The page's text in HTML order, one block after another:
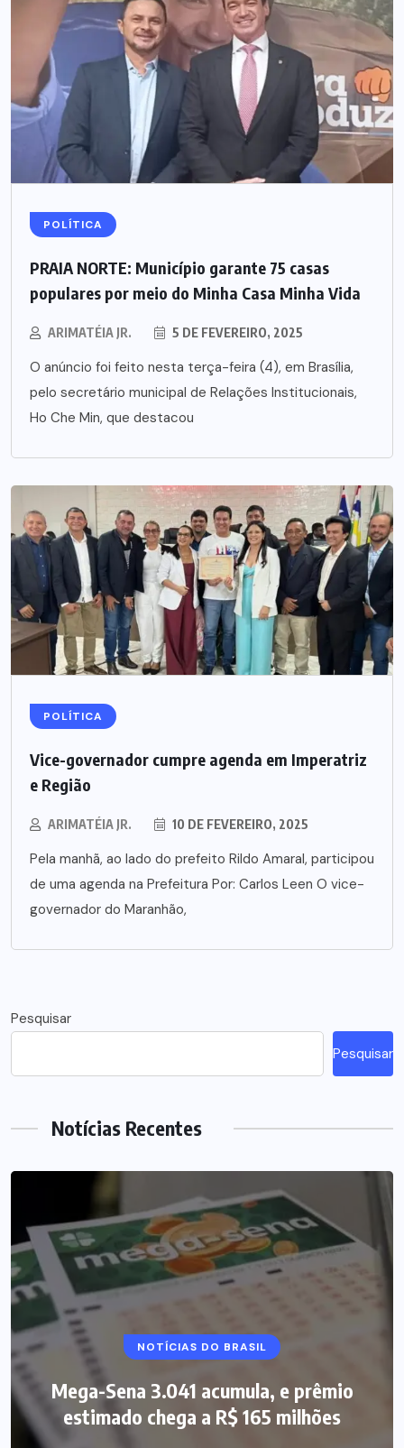
POLÍTICA
PRAIA NORTE: Município garante 75 casas
populares por meio do Minha Casa Minha Vida
ARIMATÉIA JR. 5 DE FEVEREIRO, 2025
O anúncio foi feito nesta terça-feira (4), em Brasília,
pelo secretário municipal de Relações Institucionais,
Ho Che Min, que destacou
POLÍTICA
Vice-governador cumpre agenda em Imperatriz
e Região
ARIMATÉIA JR. 10 DE FEVEREIRO, 2025
Pela manhã, ao lado do prefeito Rildo Amaral, participou
de uma agenda na Prefeitura Por: Carlos Leen O vice-
governador do Maranhão,
Pesquisar
Pesquisar
Notícias Recentes
NOTÍCIAS DO BRASIL
Mega-Sena 3.041 acumula, e prêmio
estimado chega a R$ 165 milhões